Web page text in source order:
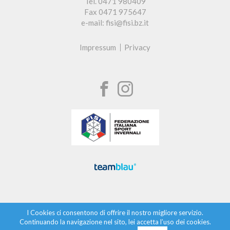
Fax 0471 975647
e-mail: fisi@fisi.bz.it
Impressum Privacy
I Cookies ci consentono di offrire il nostro migliore servizio.
Continuando la navigazione nel sito, lei accetta l’uso dei cookies.